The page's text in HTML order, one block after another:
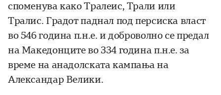
споменува како Тралеис, Трали или
Тралис. Градот паднал под персиска власт
во 546 година п.н.е. и доброволно се предал
на Македонците во 334 година п.н.е. за
време на анадолската кампања на
Александар Велики.